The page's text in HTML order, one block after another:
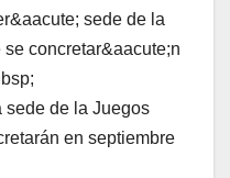
sede de la Juegos
en septiembre